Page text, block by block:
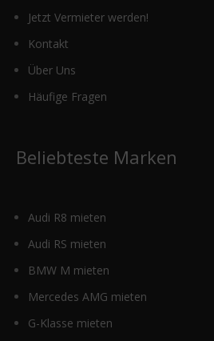
Jetzt Vermieter werden!
Kontakt
Über Uns
Häufige Fragen
Beliebteste Marken
Audi R8 mieten
Audi RS mieten
BMW M mieten
Mercedes AMG mieten
G-Klasse mieten